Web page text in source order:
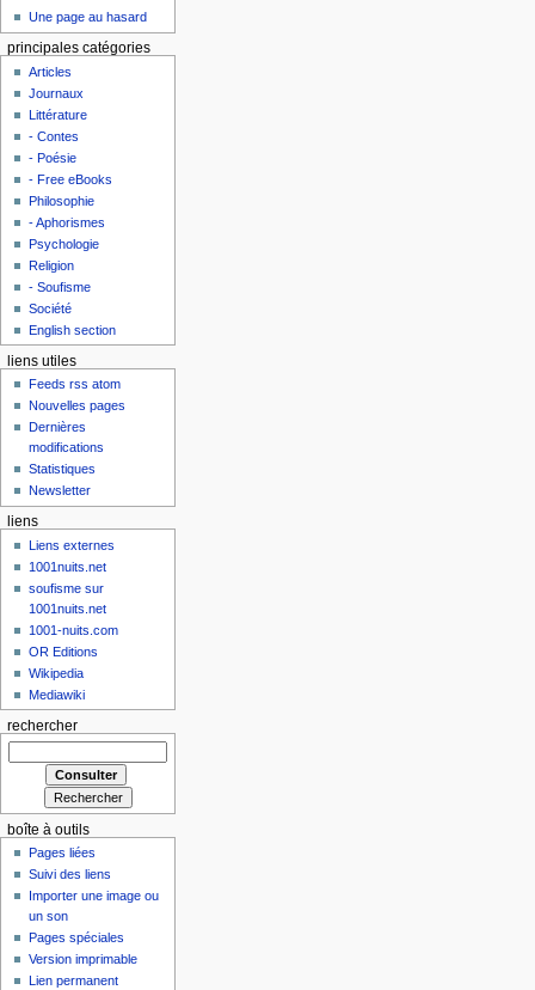
Une page au hasard
principales catégories
Articles
Journaux
Littérature
- Contes
- Poésie
- Free eBooks
Philosophie
- Aphorismes
Psychologie
Religion
- Soufisme
Société
English section
liens utiles
Feeds rss atom
Nouvelles pages
Dernières
modifications
Statistiques
Newsletter
liens
Liens externes
1001nuits.net
soufisme sur
1001nuits.net
1001-nuits.com
OR Editions
Wikipedia
Mediawiki
rechercher
boîte à outils
Pages liées
Suivi des liens
Importer une image ou
un son
Pages spéciales
Version imprimable
Lien permanent